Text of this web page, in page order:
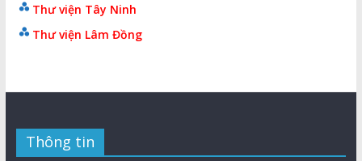
Thư viện Tây Ninh
Thư viện Lâm Đồng
Thông tin